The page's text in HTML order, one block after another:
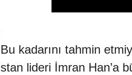
kadarını tahmin
lideri İmran Han’a